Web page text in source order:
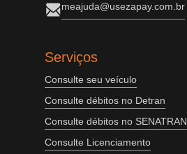
meajuda@usezapay.com.br
Serviços
Consulte seu veículo
Consulte débitos no Detran
Consulte débitos no SENATRAN
Consulte Licenciamento